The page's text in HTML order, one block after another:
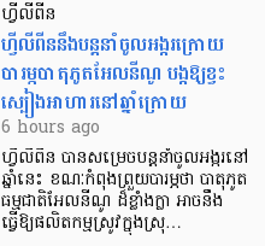
ហ្វីលីពីន
ហ្វីលីពីននឹងបន្តនាំចូលអង្ករក្រោយ
បារម្ភបាតុភូតអែលនីណូ បង្កឱ្យខ្វះ
ស្បៀងអាហារនៅឆ្នាំក្រោយ
6 hours ago
ហ្វីលីពីន បាន​សម្រេចបន្តនាំចូលអង្ករនៅ
ឆ្នាំនេះ ខណៈកំពុងព្រួយបារម្ភថា បាតុភូត
ធម្មជាតិអែលនីណូ ដ៏ខ្លាំងក្លា​ អាចនឹង
ធ្វើឱ្យផលិតកម្មស្រូវក្នុងស្រុ…